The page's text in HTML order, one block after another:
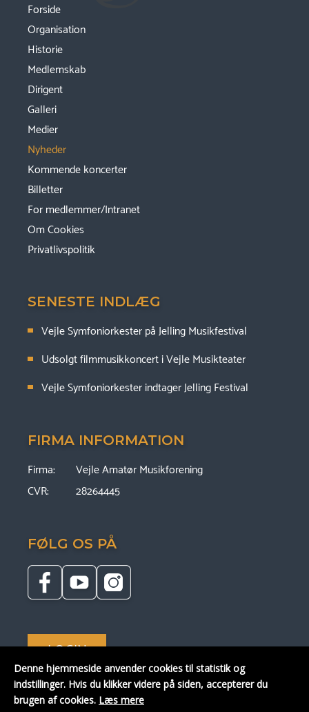
Forside
Organisation
Historie
Medlemskab
Dirigent
Galleri
Medier
Nyheder
Kommende koncerter
Billetter
For medlemmer/Intranet
Om Cookies
Privatlivspolitik
FIRMA INFORMATION
Firma:
Vejle Amatør Musikforening
CVR:
28264445
SENESTE INDLÆG
Vejle Symfoniorkester på Jelling Musikfestival
Udsolgt filmmusikkoncert i Vejle Musikteater
Vejle Symfoniorkester indtager Jelling Festival
FØLG OS PÅ
LOGIN
Denne hjemmeside anvender cookies til statistik og
indstillinger. Hvis du klikker videre på siden, accepterer du
brugen af cookies. Læs mere